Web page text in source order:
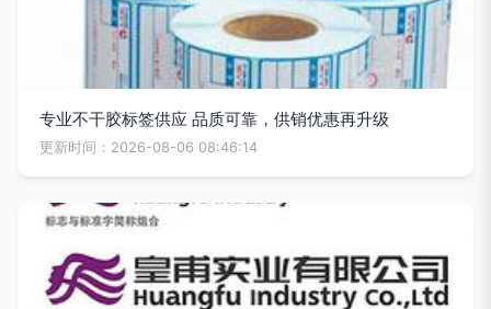
专业不干胶标签供应 品质可靠，供销优惠再升级
更新时间：2026-08-06 08:46:14